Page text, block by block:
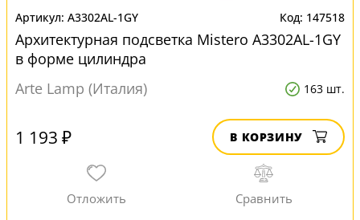
A3302AL-1GY 147518
Архитектурная подсветка Mistero A3302AL-1GY
в форме цилиндра
Arte Lamp (Италия)
163 шт.
1 193 ₽ В КОРЗИНУ